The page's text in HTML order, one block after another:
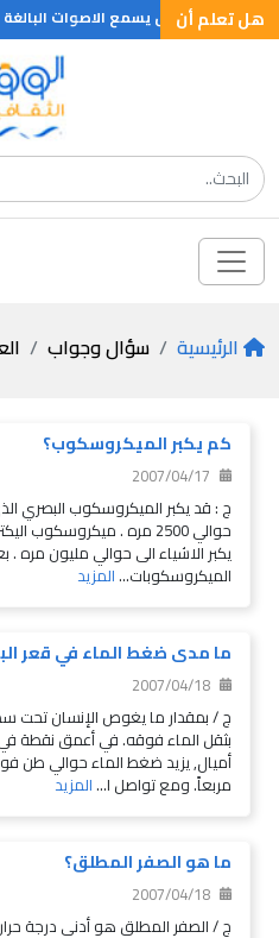
هل تعلم أن
ان الخفاش يسمع الاصوات البالغة الدقة ذات
الرئيسية سؤال وجواب
كم يكبر الميكروسكوب؟
2007/04/17
ج : قد يكبر الميكروسكوب البصري
حوالي 2500 مره .
يكبر الاشياء الى حوالي مليون مره
الميكروسكوبات...المزيد
ما مدى ضغط الماء في قعر
2007/04/18
ج / بمقدار ما يغوص الإنسان تحت
بثقل الماء فوقه. في أعمق نقطة
مربعاً. ومع تواصل ا...المزيد
ما هو الصفر المطلق؟
2007/04/18
ج / الصفر المطلق هو أدنى درجة